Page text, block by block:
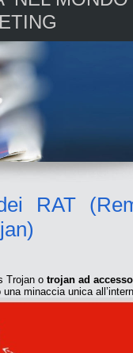
RAT
Trojan o trojan ad accesso
minaccia unica